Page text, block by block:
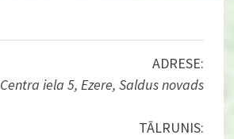
ADRESE:
Centra iela 5, Ezere, Saldus novads
TĀLRUNIS: